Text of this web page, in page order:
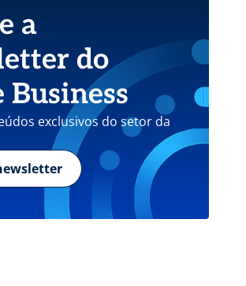
a
do
Business
exclusivos do setor da